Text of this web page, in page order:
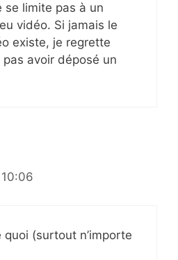
se limite pas à un
vidéo. Si jamais le
existe, je regrette
avoir déposé un
quoi (surtout n’importe